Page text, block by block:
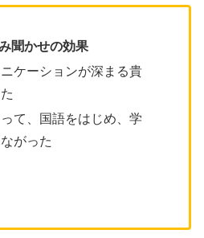
聞かせの効果
ケーションが深まる貴
て、国語をはじめ、学
がった